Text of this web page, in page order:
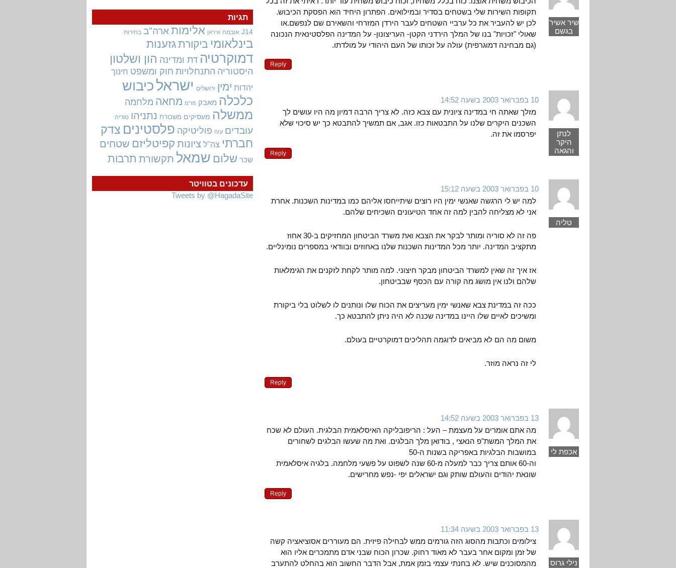
שיר אשיר
בגשם
תקופות השירות שלי בשטחים בסדיר ובמילואים. הפתרון היחיד הוא הפסקת הכיבוש.
לכן יש להעביר את כל ערביי השטחים לעבר הירדן המזרחי והשאירם שם לנפשם.או
שאולי "זכויות" בנו של המלך הירדני הקטן- העריצונון- על המדינה הפלסטינאית הנכונה
(גם מבחינה דמוגרפית) עולה על זכותו של העם היהודי על מולדתו.
Reply
לנתן
היקר
והגאה
10 בפברואר 2003 בשעה 14:52
מזלך שאתה חי במדינה ציונית עם צבא כזה. לא צריך הרבה דמיון מה היו עושים לך
השכנים היקרים שלנו על התבטאות כזו. אגב, אם תמשיך להתבטא כך יש סיכוי שלא
יפרסמו את זה.
Reply
טליה
10 בפברואר 2003 בשעה 15:12
למה יש לי הרגשה שאנשי ימין היו רוצים שיתייחסו אליהם כמו במדינות השכנות. אחרת
אני לא מצליחה להבין למה זה אחד הטיעונים השכיחים שלהם.
פה זה לא סוריה ומותר לבקר את הצבא ואת משרד הביטחון המחזיקים ב-30 אחוז
מתקציב המדינה. יותר מכל המדינות השכנות שלנו באחוזים ובוודאי במספרים נומינליים.
אז איך זה שאין למשרד הביטחון מבקר חיצוני. למה מותר לקחת לזקנים את הגימלאות
שלהם ולנו אין מושג מה קורה עם הכסף שבביטחון.
ככה זה במדינת צבא שאנשי ימין מעריצים את הכוח שלו ונותנים לו לשלוט בלי ביקורת
ומשיכים לאיים שלו היינו במדינה שכנה לא היה ניתן להתבטא כך.
משום מה הם לא מביאים לדוגמה תהליכים דמוקרטיים בעולם.
לי זה נראה מוזר.
Reply
אכפת לי
13 בפברואר 2003 בשעה 14:52
מה אתם אומרים על מעצמת – העל : הריפובליקה האיסלאמית הבלגית. העולם לא שכח
את המלך המשת"פ הנאצי , בודואן מלך הבלגים. ואת מה שעשו הבלגים לשחורים
במושבות הבלגיות באפריקה בשנות ה-50
וה-60 אותם צריך כבר למעלה מ-60 שנה לשפוט על פשעי מלחמה. בלגיה איסלאמית
שונאת יהודים והעולם שותק וגם ישראלים יפי -נפש מחרישים.
Reply
נילי גרוס
13 בפברואר 2003 בשעה 11:34
צילומים וכתבות מהסוג הזה גורמים ממש לבחילה פיזית. הם מעוררים אסוציאציה קשה
של זמן ומקום אחר בעבר לא מאוד רחוק. שכרון הכוח שבני אדם מתמכרים אליו הוא
מהמסוכנים שיש. לא בחנתי עצמי בזמן אמת, אבל הדבר החשוב הוא בהחלט להתערב
עדכונים בטוויטר
Tweets by @HagadaSite
תגיות
J14 אובמה איראן אלימות ארה"ב בחירות
בינלאומי ביקורתגזענות
דמוקרטיה דת ומדינה הון ושלטון
היסטוריה התנחלויות חוק ומשפט חינוך
יהדות ימין ירושלים ישראל כיבוש
כלכלה מאבק מו"מ מחאה מלחמה
ממשלה מעסיקים משכורת נתניהו סוריה
עובדים עזה פוליטיקה פלסטינים צדק
חברתי צה"ל ציונות קפיטליזם שטחים
שכר שלום שמאל תקשורת תרבות